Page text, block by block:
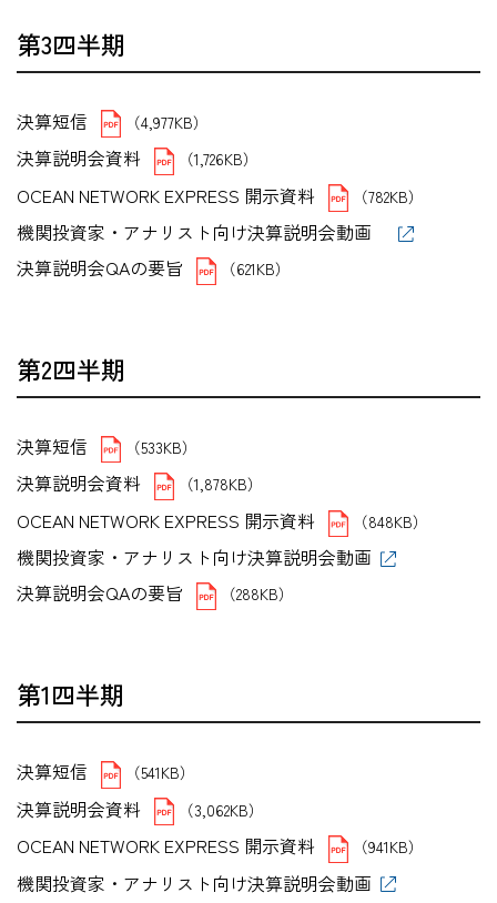
第3四半期
決算短信 （4,977KB）
決算説明会資料 （1,726KB）
OCEAN NETWORK EXPRESS 開示資料 （782KB）
機関投資家・アナリスト向け決算説明会動画
決算説明会QAの要旨
（621KB）
第2四半期
決算短信 （533KB）
決算説明会資料 （1,878KB）
OCEAN NETWORK EXPRESS 開示資料 （848KB）
機関投資家・アナリスト向け決算説明会動画
決算説明会QAの要旨
（288KB）
第1四半期
決算短信 （541KB）
決算説明会資料 （3,062KB）
OCEAN NETWORK EXPRESS 開示資料 （941KB）
機関投資家・アナリスト向け決算説明会動画